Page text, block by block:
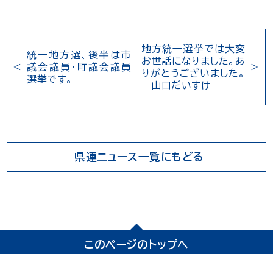
統一地方選、後半は市
議会議員･町議会議員
選挙です。
地方統一選挙では大変
お世話になりました。あ
りがとうございました。
山口だいすけ
県連ニュース一覧にもどる
このページのトップへ